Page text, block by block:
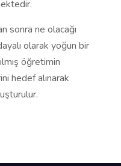
sonra ne olacağı
olarak yoğun bir
öğretimin
hedef alınarak